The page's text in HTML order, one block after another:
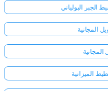
الجبر البولياني
المجانية
المجانية
الميزانية